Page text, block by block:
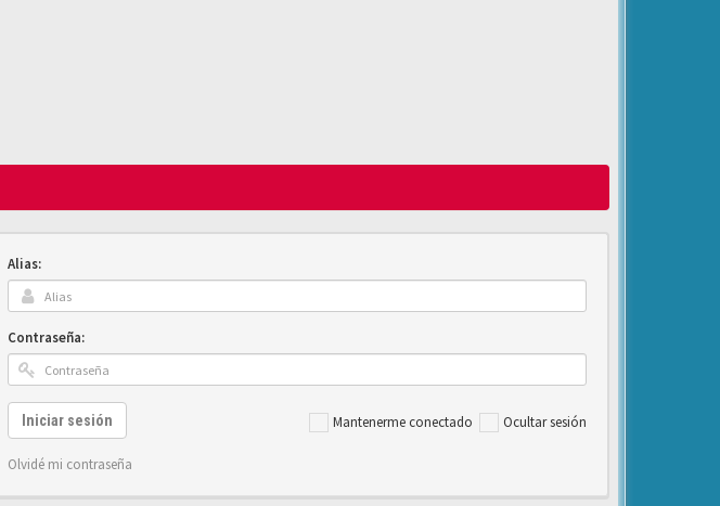
Alias:
Contraseña:
Mantenerme conectado Ocultar sesión
Iniciar sesión
Olvidé mi contraseña